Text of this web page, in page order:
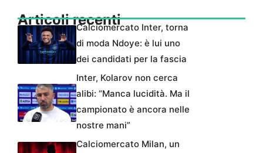
Articoli recentiCalciomercato Inter, torna
di moda Ndoye: è lui uno
dei candidati per la fascia
Inter, Kolarov non cerca
alibi: “Manca lucidità. Ma il
campionato è ancora nelle
nostre mani”
Calciomercato Milan, un